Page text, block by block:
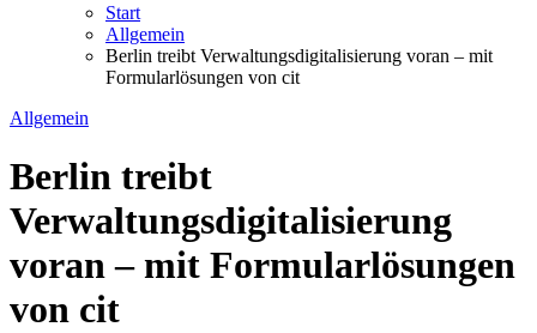
Start
Allgemein
Berlin treibt Verwaltungsdigitalisierung voran – mit
Formularlösungen von cit
Allgemein
Berlin treibt
Verwaltungsdigitalisierung
voran – mit Formularlösungen
von cit